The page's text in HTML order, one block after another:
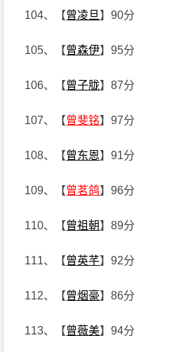
104、【曾凌旦 】90分
105、【曾森伊】95分
106、【曾子胧】87分
107、【曾斐铭】97分
108、【曾东恩】91分
109、【曾茗鸽】96分
110、【曾祖朝】89分
111、【曾英芊】92分
112、【曾烟豪】86分
113、【曾薇美】94分